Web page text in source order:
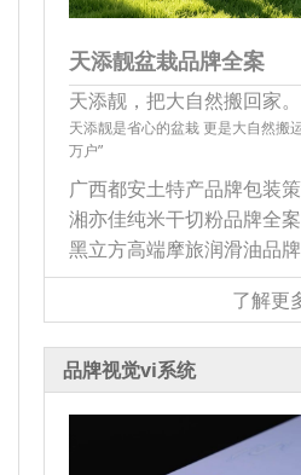
天添靓盆栽品牌全案
天添靓，把大自然搬回家。
天添靓是省心的盆栽 更是大自然搬
万户”
广西都安土特产品牌包装
湘亦佳纯米干切粉品牌全案
黑立方高端摩旅润滑油品
了解更
品牌视觉vi系统